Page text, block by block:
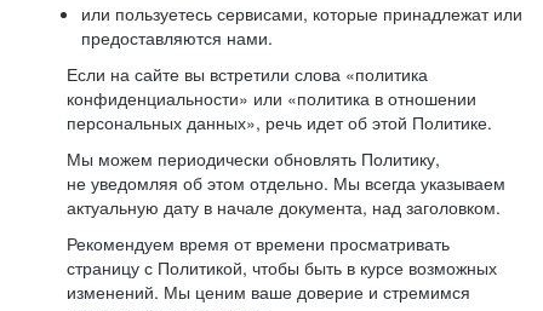
или пользуетесь сервисами, которые принадлежат или
предоставляются нами.
Если на сайте вы встретили слова «политика
конфиденциальности» или «политика в отношении
персональных данных», речь идет об этой Политике.
Мы можем периодически обновлять Политику,
не уведомляя об этом отдельно. Мы всегда указываем
актуальную дату в начале документа, над заголовком.
Рекомендуем время от времени просматривать
страницу с Политикой, чтобы быть в курсе возможных
изменений. Мы ценим ваше доверие и стремимся